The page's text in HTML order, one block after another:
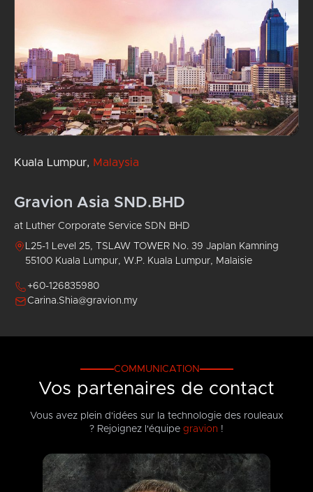
Kuala Lumpur, Malaysia
Gravion Asia SND.BHD
at Luther Corporate Service SDN BHD
L25-1 Level 25, TSLAW TOWER No. 39 Japlan Kamning
55100 Kuala Lumpur, W.P. Kuala Lumpur, Malaisie
+60-126835980
Carina.Shia@gravion.my
COMMUNICATION
Vos partenaires de contact
Vous avez plein d'idées sur la technologie des rouleaux
? Rejoignez l'équipe gravion !